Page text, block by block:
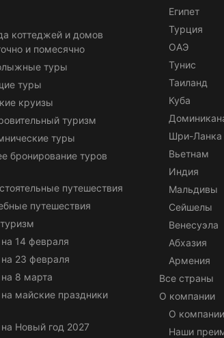
коттеджей и домов
и помесячно
туры
туры
круизы
туризм
туры
бронирование туров
путешествия
путешествия
14 февраля
23 февраля
8 марта
майские праздники
Новый год 2027
Египет
Турция
ОАЭ
Тунис
Таиланд
Куба
Шри-Ланка
Вьетнам
Индия
Мальдивы
Сейшелы
Венесуэла
Абхазия
Армения
Все страны
О компании
О компании
Наши